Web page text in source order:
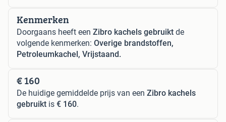
Kenmerken
Doorgaans heeft een Zibro kachels gebruikt de
volgende kenmerken: Overige brandstoffen,
Petroleumkachel, Vrijstaand.
€ 160
De huidige gemiddelde prijs van een Zibro kachels
gebruikt is € 160.